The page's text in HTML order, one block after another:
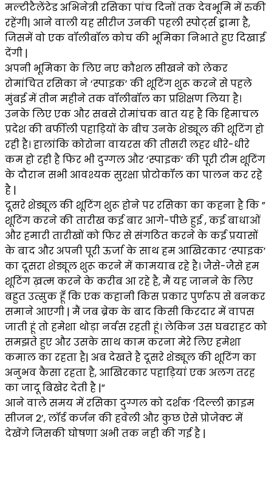
मल्टीटैलेंटेड अभिनेत्री रसिका पांच दिनों तक देवभूमि में रुकी
रहेंगी| आने वाली यह सीरीज उनकी पहली स्पोर्ट्स ड्रामा है,
जिसमें वो एक वॉलीबॉल कोच की भूमिका निभाते हुए दिखाई
देंगी |
अपनी भूमिका के लिए नए कौशल सीखने को लेकर
रोमांचित रसिका ने ‘स्पाइक’ की शूटिंग शुरू करने से पहले
मुंबई में तीन महीने तक वॉलीबॉल का प्रशिक्षण लिया है।
उनके लिए एक और सबसे रोमांचक बात यह है कि हिमाचल
प्रदेश की बर्फीली पहाड़ियों के बीच उनके शेड्यूल की शूटिंग हो
रही है। हालांकि कोरोना वायरस की तीसरी लहर धीरे-धीरे
कम हो रही है फिर भी दुग्गल और ‘स्पाइक’ की पूरी टीम शूटिंग
के दौरान सभी आवश्यक सुरक्षा प्रोटोकॉल का पालन कर रहे
है |
दूसरे शेड्यूल की शूटिंग शुरू होने पर रसिका का कहना है कि ”
शूटिंग करने की तारीख कई बार आगे-पीछे हुई , कई बाधाओं
और हमारी तारीखों को फिर से संगठित करने के कई प्रयासों
के बाद और अपनी पूरी ऊर्जा के साथ हम आखिरकार ‘स्पाइक’
का दूसरा शेड्यूल शुरू करने में कामयाब रहे है। जैसे-जैसे हम
शूटिंग ख़त्म करने के करीब आ रहे है, मैं यह जानने के लिए
बहुत उत्सुक हूँ कि एक कहानी किस प्रकार पुर्णरूप से बनकर
समाने आएगी | मैं जब ब्रेक के बाद किसी किरदार में वापस
जाती हूं तो हमेशा थोड़ा नर्वस रहती हूं। लेकिन उस घबराहट को
समझते हुए और उसके साथ काम करना मेरे लिए हमेशा
कमाल का रहता है| अब देखते है दूसरे शेड्यूल की शूटिंग का
अनुभव कैसा रहता है, आखिरकार पहाड़ियां एक अलग तरह
का जादू बिखेर देती है |”
आने वाले समय में रसिका दुग्गल को दर्शक ‘दिल्ली क्राइम
सीजन 2’, लॉर्ड कर्जन की हवेली और कुछ ऐसे प्रोजेक्ट में
देखेंगे जिसकी घोषणा अभी तक नही की गई है |